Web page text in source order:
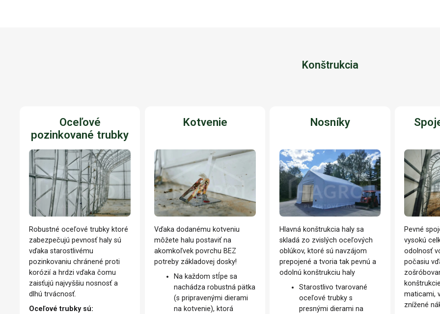
Konštrukcia
Oceľové
pozinkované trubky
Robustné oceľové trubky ktoré
zabezpečujú pevnosť haly sú
vďaka starostlivému
pozinkovaniu chránené proti
korózií a hrdzi vďaka čomu
zaisťujú najvyššiu nosnosť a
dlhú trvácnosť.
Oceľové trubky sú:
Kotvenie
Vďaka dodanému kotveniu
môžete halu postaviť na
akomkoľvek povrchu BEZ
potreby základovej dosky!
Na každom stĺpe sa
nachádza robustná pätka
(s pripravenými dierami
na kotvenie), ktorá
Nosníky
Hlavná konštrukcia haly sa
skladá zo zvislých oceľových
oblúkov, ktoré sú navzájom
prepojené a tvoria tak pevnú a
odolnú konštrukciu haly
Starostlivo tvarované
oceľové trubky s
presnými dierami na
Pevné
vysokú
odolnosť
počasiu
maticami,
znížené